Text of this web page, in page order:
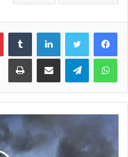
فيسبوك تويتر لينكدإن
واتساب تيلقرام مشاركة عبر البريد